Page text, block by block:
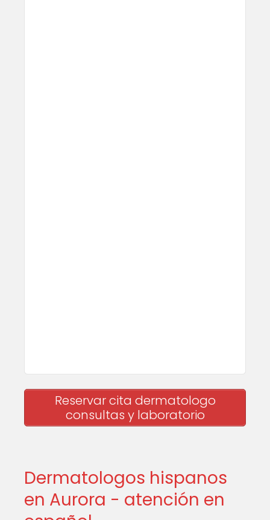
Reservar cita dermatologo
consultas y laboratorio
Dermatologos hispanos
en Aurora - atención en